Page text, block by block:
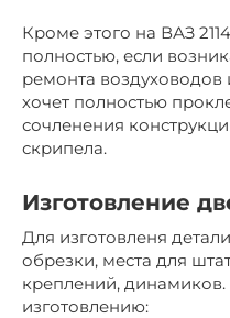
Кроме этого на ВАЗ
полностью, если
ремонта воздуховодов
хочет полностью
сочленения
скрипела.
Изготовление
Для изготовленя
обрезки, места для
креплений,
изготовлению: